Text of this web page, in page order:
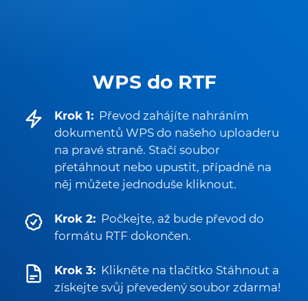
WPS do RTF
Krok 1: Převod zahájíte nahráním
dokumentů WPS do našeho uploaderu
na pravé straně. Stačí soubor
přetáhnout nebo upustit, případně na
něj můžete jednoduše kliknout.
Krok 2: Počkejte, až bude převod do
formátu RTF dokončen.
Krok 3: Klikněte na tlačítko Stáhnout a
získejte svůj převedený soubor zdarma!